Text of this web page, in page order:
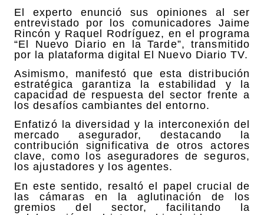
El experto enunció sus opiniones al ser
entrevistado por los comunicadores Jaime
Rincón y Raquel Rodríguez, en el programa
“El Nuevo Diario en la Tarde”, transmitido
por la plataforma digital El Nuevo Diario TV.
Asimismo, manifestó que esta distribución
estratégica garantiza la estabilidad y la
capacidad de respuesta del sector frente a
los desafíos cambiantes del entorno.
Enfatizó la diversidad y la interconexión del
mercado asegurador, destacando la
contribución significativa de otros actores
clave, como los aseguradores de seguros,
los ajustadores y los agentes.
En este sentido, resaltó el papel crucial de
las cámaras en la aglutinación de los
gremios del sector, facilitando la